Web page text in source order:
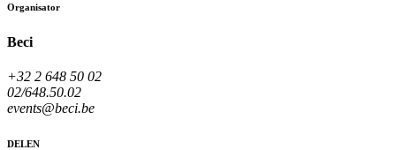
Organisator
Beci
+32 2 648 50 02
02/648.50.02
events@beci.be
DELEN